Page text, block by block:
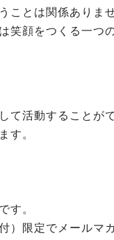
ことは関係ありま
笑顔をつくる一つ
て活動することが
す。
す。
）限定でメールマ